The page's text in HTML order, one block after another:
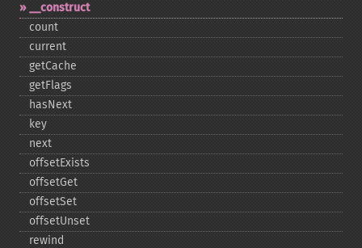
_​_​construct
count
current
getCache
getFlags
hasNext
key
next
offsetExists
offsetGet
offsetSet
offsetUnset
rewind